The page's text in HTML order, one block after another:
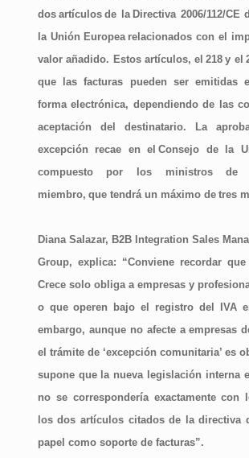
dos artículosde la Directiva 2006/112/CE
la Unión Europea relacionados con el
valor añadido. Estos artículos, el218 y el
que las facturas pueden ser emitidas
forma electrónica, dependiendo de las
aceptación del destinatario. La
excepción recae en elConsejo de la
compuesto por los ministros de
miembro, que tendrá un máximo de tres
Diana Salazar, B2B Integration Sales
Group, explica: “Conviene recordar
Crece solo obliga a empresas y
o que operen bajo el registro del IVA
embargo, aunque no afecte a empresas
el trámite de ‘excepción comunitaria’ es
supone que la nueva legislación interna
no se correspondería exactamente con
los dos artículos citados de la directiva
papel como soporte de facturas”.